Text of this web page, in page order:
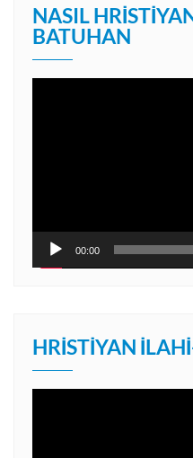
NASIL
BATUHAN
00:00
HRISTIYAN